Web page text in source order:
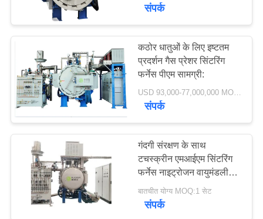
औद्योगिक वैक्यूम भट्ठी
40
उच्च तापमान वैक्यूम भट्ठी
38
संपर्क
कठोर धातुओं के लिए इष्टतम
प्रदर्शन गैस प्रेशर सिंटरिंग
फर्नेस पीएम सामग्री:
USD 93,000-77,000,000 MOQ:1 सेट
संपर्क
गंदगी संरक्षण के साथ
टचस्क्रीन एमआईएम सिंटरिंग
फर्नेस नाइट्रोजन वायुमंडलीय
बातचीत योग्य MOQ:1 सेट
संपर्क